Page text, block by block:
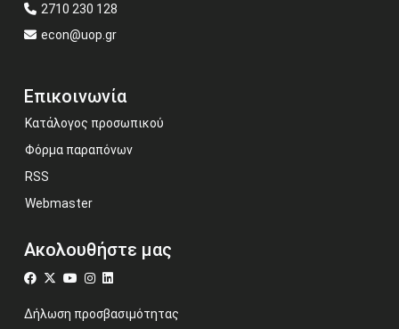
2710 230 128
econ@uop.gr
Επικοινωνία
Κατάλογος προσωπικού
Φόρμα παραπόνων
RSS
Webmaster
Ακολουθήστε μας
Δήλωση προσβασιμότητας